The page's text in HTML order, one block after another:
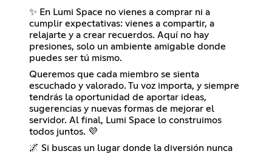
✨ En Lumi Space no vienes a comprar ni a
cumplir expectativas: vienes a compartir, a
relajarte y a crear recuerdos. Aquí no hay
presiones, solo un ambiente amigable donde
puedes ser tú mismo.
Queremos que cada miembro se sienta
escuchado y valorado. Tu voz importa, y siempre
tendrás la oportunidad de aportar ideas,
sugerencias y nuevas formas de mejorar el
servidor. Al final, Lumi Space lo construimos
todos juntos. 💜
🌌 Si buscas un lugar donde la diversión nunca